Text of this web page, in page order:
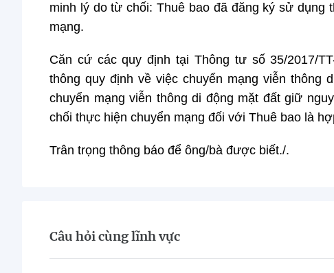
minh lý do từ chối: Thuê bao đã đăng ký sử
mạng.
Căn cứ các quy định tại Thông tư số 35/2017/
thông quy định về việc chuyển mạng viễn thông
chuyển mạng viễn thông di động mặt đất giữ
chối thực hiện chuyển mạng đối với Thuê bao là
Trân trọng thông báo để ông/bà được biết./.
Câu hỏi cùng lĩnh vực